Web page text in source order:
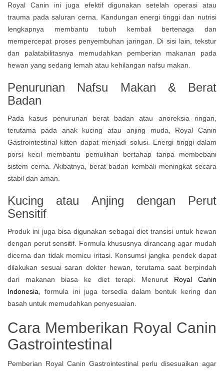
Royal Canin ini juga efektif digunakan setelah operasi atau
trauma pada saluran cerna. Kandungan energi tinggi dan nutrisi
lengkapnya membantu tubuh kembali bertenaga dan
mempercepat proses penyembuhan jaringan. Di sisi lain, tekstur
dan palatabilitasnya memudahkan pemberian makanan pada
hewan yang sedang lemah atau kehilangan nafsu makan.
Penurunan Nafsu Makan & Berat
Badan
Pada kasus penurunan berat badan atau anoreksia ringan,
terutama pada anak kucing atau anjing muda, Royal Canin
Gastrointestinal kitten dapat menjadi solusi. Energi tinggi dalam
porsi kecil membantu pemulihan bertahap tanpa membebani
sistem cerna. Akibatnya, berat badan kembali meningkat secara
stabil dan aman.
Kucing atau Anjing dengan Perut
Sensitif
Produk ini juga bisa digunakan sebagai diet transisi untuk hewan
dengan perut sensitif. Formula khususnya dirancang agar mudah
dicerna dan tidak memicu iritasi. Konsumsi jangka pendek dapat
dilakukan sesuai saran dokter hewan, terutama saat berpindah
dari makanan biasa ke diet terapi. Menurut
Royal Canin
Indonesia , formula ini juga tersedia dalam bentuk kering dan
basah untuk memudahkan penyesuaian.
Cara Memberikan Royal Canin
Gastrointestinal
Pemberian Royal Canin Gastrointestinal perlu disesuaikan agar